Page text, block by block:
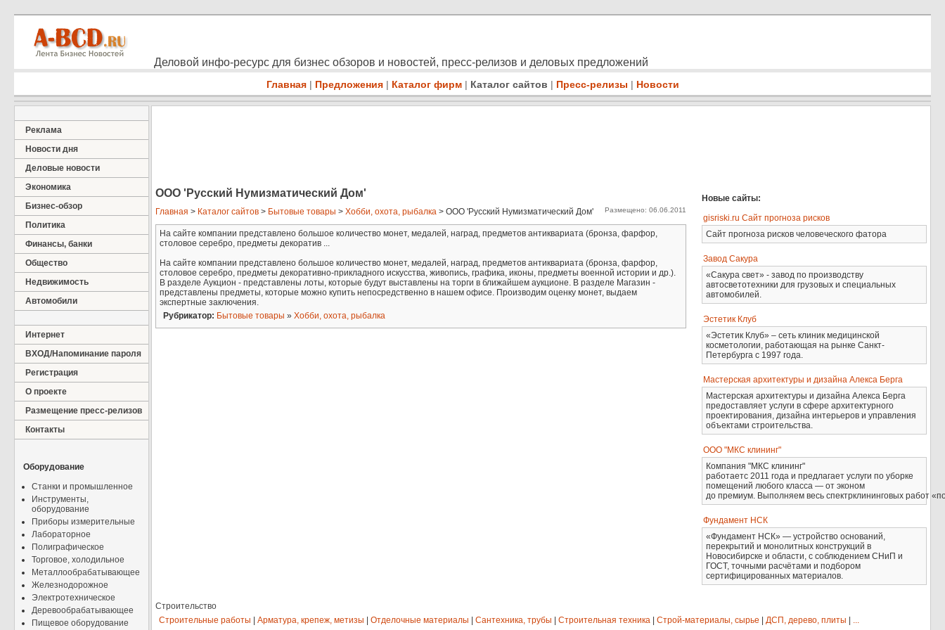
Деловой инфо-ресурс для бизнес обзоров и новостей, пресс-релизов и деловых предложений
Главная | Предложения | Каталог фирм | Каталог сайтов | Пресс-релизы | Новости
Реклама
Новости дня
Деловые новости
Экономика
Бизнес-обзор
Политика
Финансы, банки
Общество
Недвижимость
Автомобили
Интернет
ВХОД/Напоминание пароля
Регистрация
О проекте
Размещение пресс-релизов
Контакты
Оборудование
Станки и промышленное
Инструменты,
оборудование
Приборы измерительные
Лабораторное
Полиграфическое
Торговое, холодильное
Металлообрабатывающее
Железнодорожное
Электротехническое
Деревообрабатывающее
Пищевое оборудование
ООО 'Русский Нумизматический Дом'
Главная > Каталог сайтов > Бытовые товары > Хобби, охота, рыбалка > ООО 'Русский Нумизматический Дом' Размещено: 06.06.2011
На сайте компании представлено большое количество монет, медалей, наград, предметов антиквариата (бронза, фарфор,
столовое серебро, предметы декоратив ...
На сайте компании представлено большое количество монет, медалей, наград, предметов антиквариата (бронза, фарфор,
столовое серебро, предметы декоративно-прикладного искусства, живопись, графика, иконы, предметы военной истории и др.).
В разделе Аукцион - представлены лоты, которые будут выставлены на торги в ближайшем аукционе. В разделе Магазин -
представлены предметы, которые можно купить непосредственно в нашем офисе. Производим оценку монет, выдаем
экспертные заключения.
Рубрикатор: Бытовые товары » Хобби, охота, рыбалка
Новые сайты:
gisriski.ru Сайт прогноза рисков
Сайт прогноза рисков человеческого фатора
Завод Сакура
«Сакура свет» - завод по производству
автосветотехники для грузовых и специальных
автомобилей.
Эстетик Клуб
«Эстетик Клуб» – сеть клиник медицинской
косметологии, работающая на рынке Санкт-
Петербурга с 1997 года.
Мастерская архитектуры и дизайна Алекса Берга
Мастерская архитектуры и дизайна Алекса Берга
предоставляет услуги в сфере архитектурного
проектирования, дизайна интерьеров и управления
объектами строительства.
ООО "МКС клининг"
Компания "МКС клининг"
работаетс 2011 года и предлагает услуги по уборке
помещений любого класса — от эконом
до премиум. Выполняем весь спектрклининговых работ
Фундамент НСК
«Фундамент НСК» — устройство оснований,
перекрытий и монолитных конструкций в
Новосибирске и области, с соблюдением СНиП и
ГОСТ, точными расчётами и подбором
сертифицированных материалов.
Строительство
Строительные работы
Арматура, крепеж, метизы Отделочные материалы Сантехника, трубы Строительная техника Строй-материалы, сырье ДСП, дерево, плиты
...